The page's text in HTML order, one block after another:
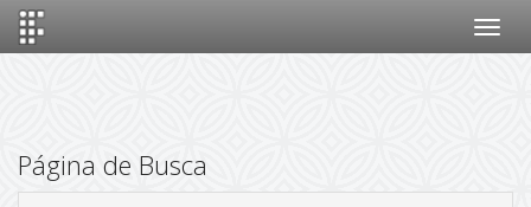
Página de Busca